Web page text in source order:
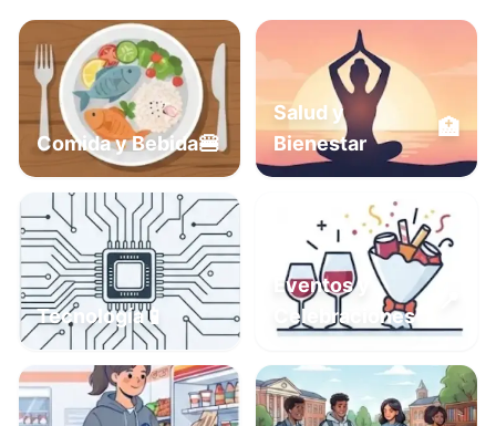
Comida y Bebida🍔
Salud y
Bienestar
🏥
Tecnología📱
Eventos y
Celebraciones